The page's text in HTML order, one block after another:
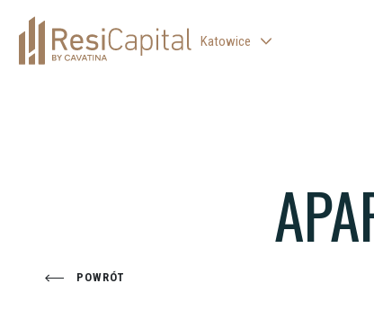
Katowice
BIELSKO-BIAŁA
POWRÓT